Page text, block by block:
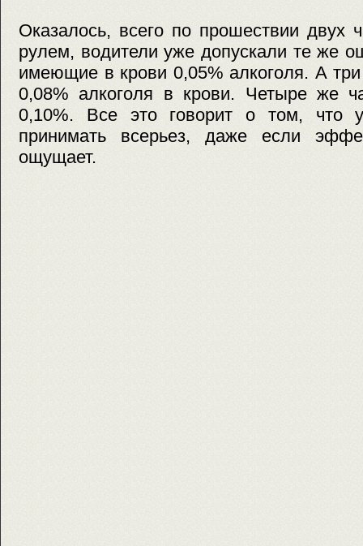
Оказалось, всего по прошествии двух
рулем, водители уже допускали те же
имеющие в крови 0,05% алкоголя. А три
0,08% алкоголя в крови. Четыре же
0,10%. Все это говорит о том, что
принимать всерьез, даже если
ощущает.